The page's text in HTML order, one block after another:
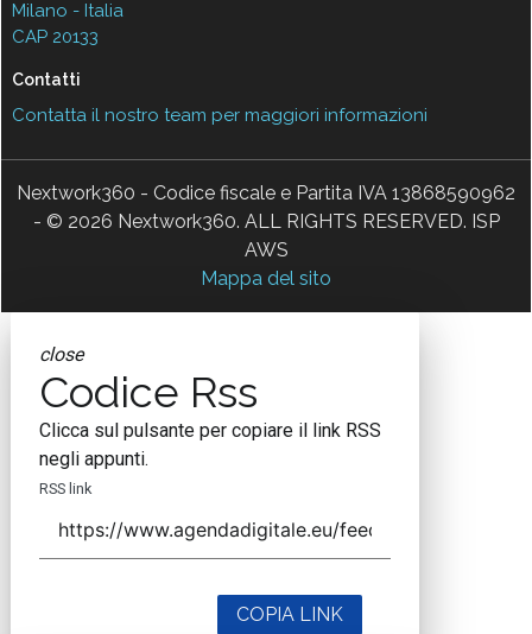
Milano - Italia
CAP 20133
Contatti
Contatta il nostro team per maggiori informazioni
Nextwork360 - Codice fiscale e Partita IVA 13868590962
- © 2026 Nextwork360. ALL RIGHTS RESERVED. ISP
AWS
Mappa del sito
close
Codice Rss
Clicca sul pulsante per copiare il link RSS
negli appunti.
RSS link
COPIA LINK